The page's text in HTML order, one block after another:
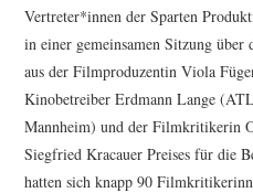
Vertreter*innen der Sparten
in einer gemeinsamen Sitzung über
aus der Filmproduzentin Viola
Kinobetreiber Erdmann Lange
Mannheim) und der Filmkritikerin
Siegfried Kracauer Preises für die
hatten sich knapp 90